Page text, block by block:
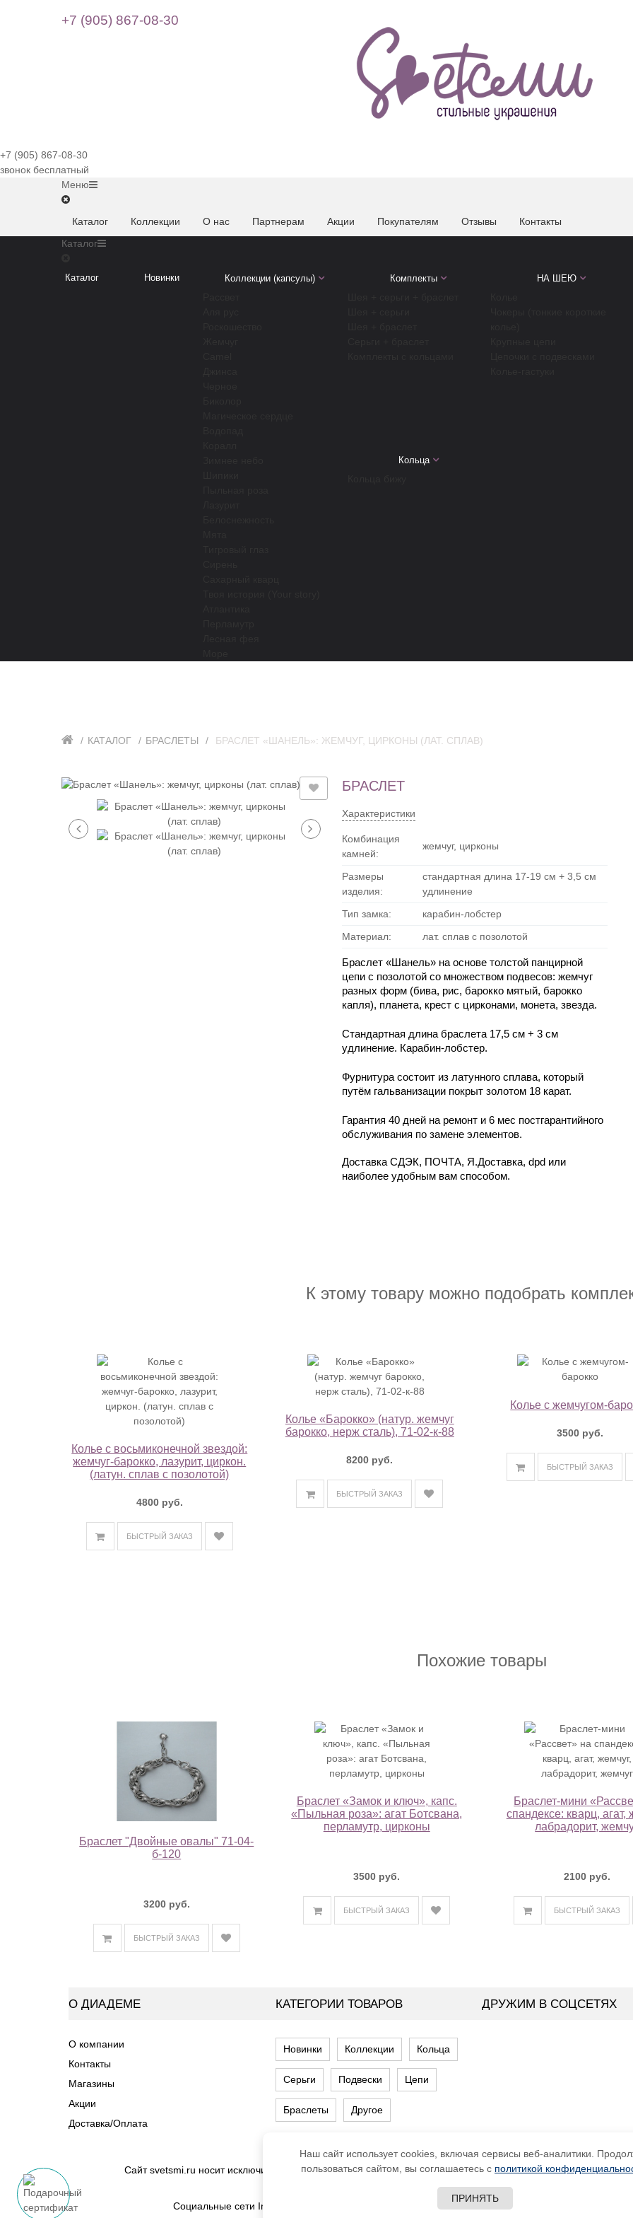
+7 (905) 867-08-30
+7 (905) 867-08-30
звонок бесплатный
Меню
Каталог Коллекции О нас Партнерам Акции Покупателям Отзывы
Контакты
Каталог
Каталог Новинки Коллекции (капсулы) Комплекты НА ШЕЮ
Кольца
КАТАЛОГ БРАСЛЕТЫ БРАСЛЕТ «ШАНЕЛЬ»: ЖЕМЧУГ, ЦИРКОНЫ (ЛАТ. СПЛАВ)
БРАСЛЕТ
Характеристики
Комбинация
камней:
жемчуг, цирконы
Размеры
изделия:
стандартная длина 17-19 см + 3,5 см
удлинение
Тип замка:
карабин-лобстер
Материал:
лат. сплав с позолотой
Браслет «Шанель» на основе толстой панцирной
цепи с позолотой со множеством подвесов: жемчуг
разных форм (бива, рис, барокко мятый, барокко
капля), планета, крест с цирконами, монета, звезда.
Стандартная длина браслета 17,5 см + 3 см
удлинение. Карабин-лобстер.
Фурнитура состоит из латунного сплава, который
путём гальванизации покрыт золотом 18 карат.
Гарантия 40 дней на ремонт и 6 мес постгарантийного
обслуживания по замене элементов.
Доставка СДЭК, ПОЧТА, Я.Доставка, dpd или
наиболее удобным вам способом.
К этому товару можно подобрать
Колье с восьмиконечной звездой:
жемчуг-барокко, лазурит, циркон.
(латун. сплав с позолотой)
4800 руб.
БЫСТРЫЙ ЗАКАЗ
Колье «Барокко» (натур. жемчуг
барокко, нерж сталь), 71-02-к-88
8200 руб.
БЫСТРЫЙ ЗАКАЗ
Колье с жемчугом-
3500 руб.
БЫСТРЫЙ ЗАКАЗ
Похожие товары
Браслет "Двойные овалы" 71-04-
б-120
3200 руб.
БЫСТРЫЙ ЗАКАЗ
Браслет «Замок и ключ», капс.
«Пыльная роза»: агат Ботсвана,
перламутр, цирконы
3500 руб.
БЫСТРЫЙ ЗАКАЗ
Браслет-мини
спандексе: кварц, агат,
лабрадорит,
2100 руб.
БЫСТРЫЙ ЗАКАЗ
О ДИАДЕМЕ КАТЕГОРИИ ТОВАРОВ ДРУЖИМ В СОЦСЕТЯХ
О компании
Контакты
Магазины
Акции
Доставка/Оплата
Новинки Коллекции Кольца
Серьги Подвески Цепи
Браслеты Другое
Сайт svetsmi.ru носит исключительно информационный характер и не является публичной офертой,
Условия Соглашения|Политика конфиденциальности
Социальные сети Instagram и Telegram запрещенны на территории России в связи с
Наш сайт использует cookies, включая сервисы веб-аналитики.
пользоваться сайтом, вы соглашаетесь с политикой
ПРИНЯТЬ